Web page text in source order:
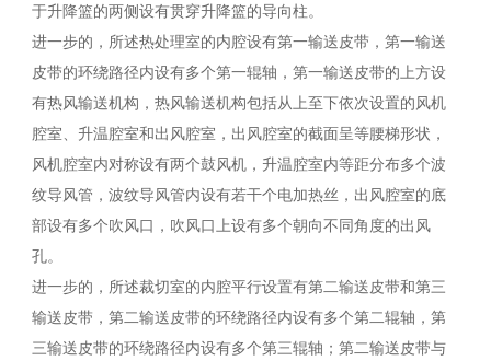
于升降篮的两侧设有贯穿升降篮的导向柱。
进一步的，所述热处理室的内腔设有第一输送皮带，第一输送
皮带的环绕路径内设有多个第一辊轴，第一输送皮带的上方设
有热风输送机构，热风输送机构包括从上至下依次设置的风机
腔室、升温腔室和出风腔室，出风腔室的截面呈等腰梯形状，
风机腔室内对称设有两个鼓风机，升温腔室内等距分布多个波
纹导风管，波纹导风管内设有若干个电加热丝，出风腔室的底
部设有多个吹风口，吹风口上设有多个朝向不同角度的出风
孔。
进一步的，所述裁切室的内腔平行设置有第二输送皮带和第三
输送皮带，第二输送皮带的环绕路径内设有多个第二辊轴，第
三输送皮带的环绕路径内设有多个第三辊轴；第二输送皮带与